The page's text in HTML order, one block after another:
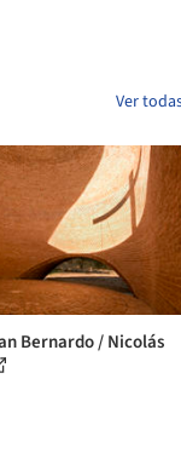
Ver
Bernardo / Nicolás